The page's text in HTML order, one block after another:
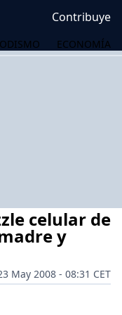
Contribuye
ECONOMÍA
celular de
y
May 2008 - 08:31 CET